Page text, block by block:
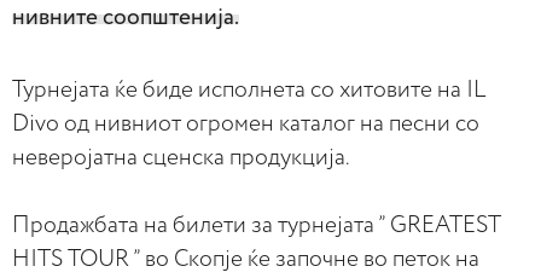
нивните соопштенија.
Турнејата ќе биде исполнета со хитовите на IL
Divo од нивниот огромен каталог на песни со
неверојатна сценска продукција.
Продажбата на билети за турнејата ” GREATEST
HITS TOUR ” во Скопје ќе започне во петок на